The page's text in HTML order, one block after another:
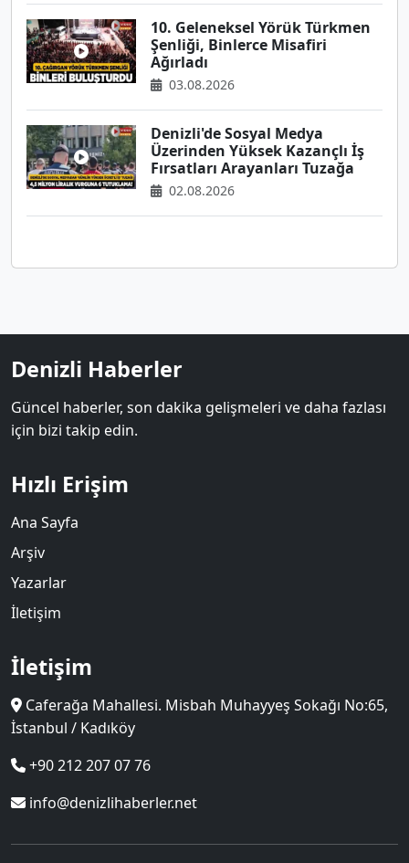
10. Geleneksel Yörük Türkmen
Şenliği, Binlerce Misafiri
Ağırladı
03.08.2026
Denizli'de Sosyal Medya
Üzerinden Yüksek Kazançlı İş
Fırsatları Arayanları Tuzağa
02.08.2026
Denizli Haberler
Güncel haberler, son dakika gelişmeleri ve daha fazlası
için bizi takip edin.
Hızlı Erişim
Ana Sayfa
Arşiv
Yazarlar
İletişim
İletişim
Caferağa Mahallesi. Misbah Muhayyeş Sokağı No:65,
İstanbul / Kadıköy
+90 212 207 07 76
info@denizlihaberler.net